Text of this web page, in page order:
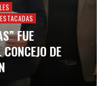
FUE
DE